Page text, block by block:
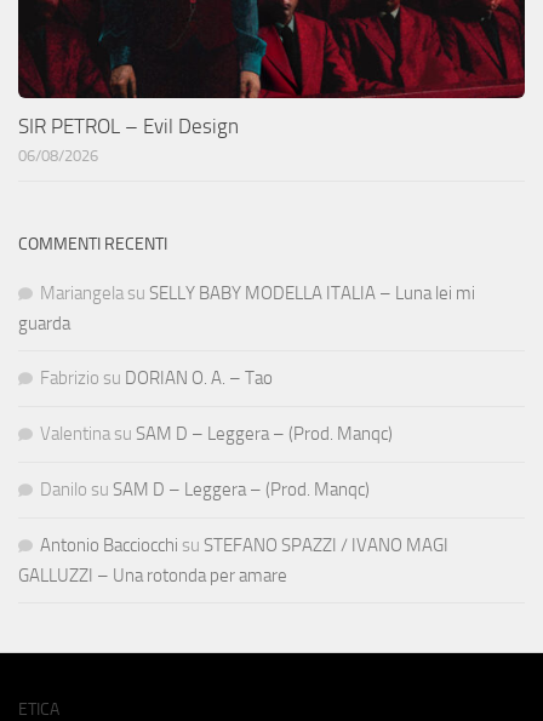
SIR PETROL – Evil Design
06/08/2026
COMMENTI RECENTI
Mariangela su SELLY BABY MODELLA ITALIA – Luna lei mi
guarda
Fabrizio su DORIAN O. A. – Tao
Valentina su SAM D – Leggera – (Prod. Manqc)
Danilo su SAM D – Leggera – (Prod. Manqc)
Antonio Bacciocchi su STEFANO SPAZZI / IVANO MAGI
GALLUZZI – Una rotonda per amare
ETICA